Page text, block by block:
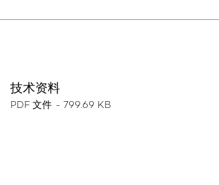
技术资料
PDF 文件 - 799.69 KB